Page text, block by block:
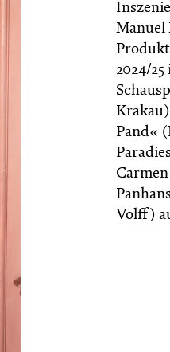
Manuel
2024/
Pand«
Volff)